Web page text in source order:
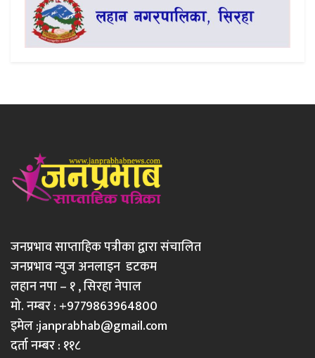
जनप्रभाव साप्ताहिक पत्रीका द्वारा संचालित
जनप्रभाव न्युज अनलाइन डटकम
लहान नपा – १ , सिरहा नेपाल
मो. नम्बर : +9779863964800
इमेल :janprabhab@gmail.com
दर्ता नम्बर : ११८